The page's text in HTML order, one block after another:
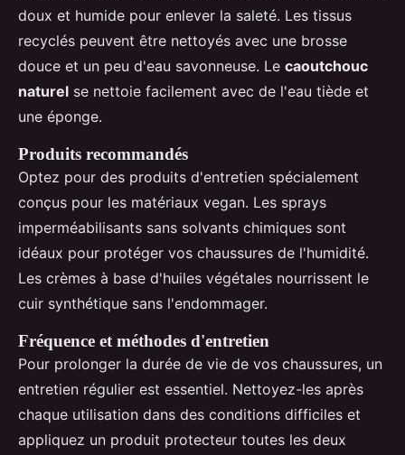
doux et humide pour enlever la saleté. Les tissus
recyclés peuvent être nettoyés avec une brosse
douce et un peu d'eau savonneuse. Le caoutchouc
naturel se nettoie facilement avec de l'eau tiède et
une éponge.
Produits recommandés
Optez pour des produits d'entretien spécialement
conçus pour les matériaux vegan. Les sprays
imperméabilisants sans solvants chimiques sont
idéaux pour protéger vos chaussures de l'humidité.
Les crèmes à base d'huiles végétales nourrissent le
cuir synthétique sans l'endommager.
Fréquence et méthodes d'entretien
Pour prolonger la durée de vie de vos chaussures, un
entretien régulier est essentiel. Nettoyez-les après
chaque utilisation dans des conditions difficiles et
appliquez un produit protecteur toutes les deux